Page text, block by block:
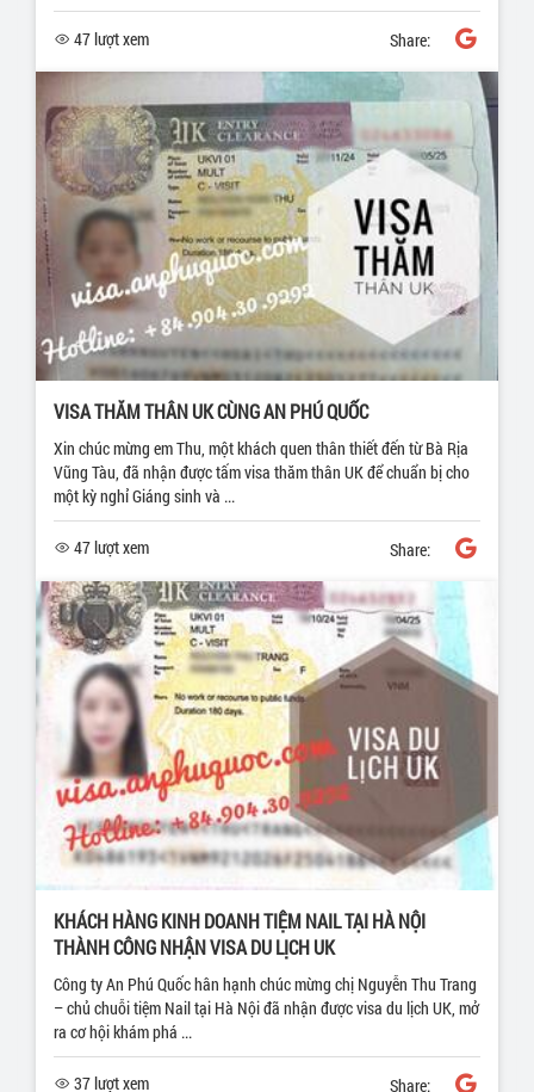
47 lượt xem Share:
VISA THĂM THÂN UK CÙNG AN PHÚ QUỐC
Xin chúc mừng em Thu, một khách quen thân thiết đến từ Bà Rịa
Vũng Tàu, đã nhận được tấm visa thăm thân UK để chuẩn bị cho
một kỳ nghỉ Giáng sinh và ...
47 lượt xem Share:
KHÁCH HÀNG KINH DOANH TIỆM NAIL TẠI HÀ NỘI
THÀNH CÔNG NHẬN VISA DU LỊCH UK
Công ty An Phú Quốc hân hạnh chúc mừng chị Nguyễn Thu Trang
– chủ chuỗi tiệm Nail tại Hà Nội đã nhận được visa du lịch UK, mở
ra cơ hội khám phá ...
37 lượt xem Share: